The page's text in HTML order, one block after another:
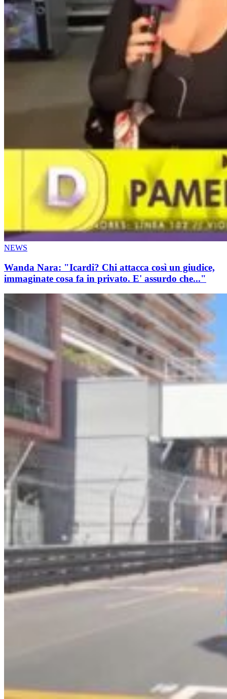
NEWS
Wanda Nara: "Icardi? Chi attacca così un giudice,
immaginate cosa fa in privato. E' assurdo che..."